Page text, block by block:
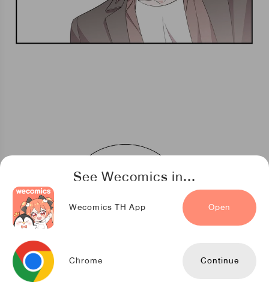
See Wecomics in...
Wecomics TH App Open
Chrome Continue